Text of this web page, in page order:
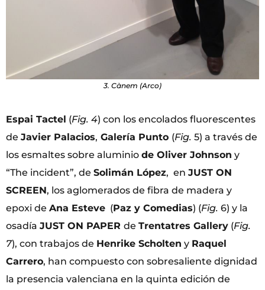
3. Cànem (Arco)
Espai Tactel (Fig. 4) con los encolados fluorescentes
de Javier Palacios, Galería Punto (Fig. 5) a través de
los esmaltes sobre aluminio de Oliver Johnson y
“The incident”, de Solimán López, en JUST ON
SCREEN, los aglomerados de fibra de madera y
epoxi de Ana Esteve (Paz y Comedias) (Fig. 6) y la
osadía JUST ON PAPER de Trentatres Gallery (Fig.
7), con trabajos de Henrike Scholten y Raquel
Carrero, han compuesto con sobresaliente dignidad
la presencia valenciana en la quinta edición de